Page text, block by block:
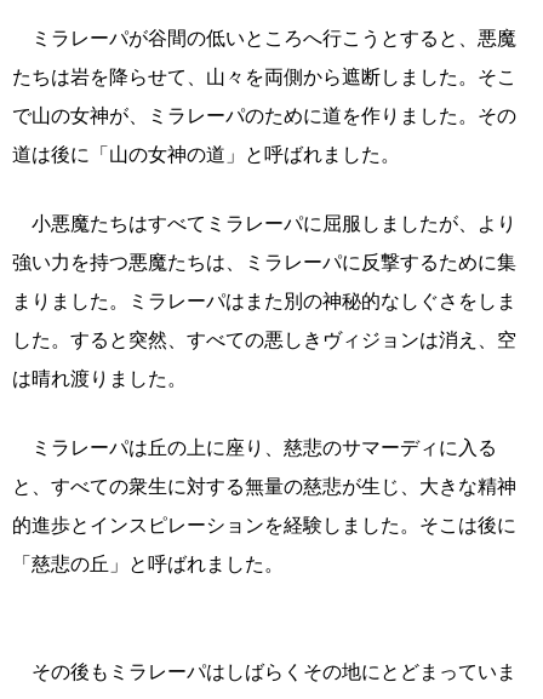
ミラレーパが谷間の低いところへ行こうとすると、悪魔
たちは岩を降らせて、山々を両側から遮断しました。そこ
で山の女神が、ミラレーパのために道を作りました。その
道は後に「山の女神の道」と呼ばれました。
小悪魔たちはすべてミラレーパに屈服しましたが、より
強い力を持つ悪魔たちは、ミラレーパに反撃するために集
まりました。ミラレーパはまた別の神秘的なしぐさをしま
した。すると突然、すべての悪しきヴィジョンは消え、空
は晴れ渡りました。
ミラレーパは丘の上に座り、慈悲のサマーディに入る
と、すべての衆生に対する無量の慈悲が生じ、大きな精神
的進歩とインスピレーションを経験しました。そこは後に
「慈悲の丘」と呼ばれました。
その後もミラレーパはしばらくその地にとどまっていま